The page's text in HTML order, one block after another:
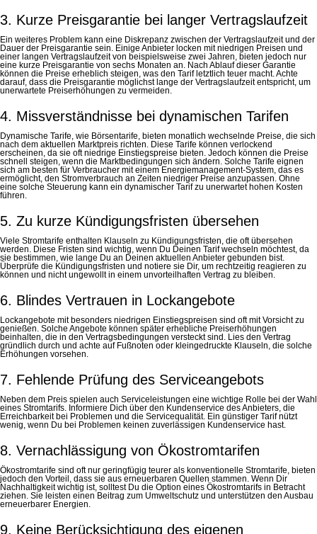
3. Kurze Preisgarantie bei langer Vertragslaufzeit
Ein weiteres Problem kann eine Diskrepanz zwischen der Vertragslaufzeit und der
Dauer der Preisgarantie sein. Einige Anbieter locken mit niedrigen Preisen und
einer langen Vertragslaufzeit von beispielsweise zwei Jahren, bieten jedoch nur
eine kurze Preisgarantie von sechs Monaten an. Nach Ablauf dieser Garantie
können die Preise erheblich steigen, was den Tarif letztlich teuer macht. Achte
darauf, dass die Preisgarantie möglichst lange der Vertragslaufzeit entspricht, um
unerwartete Preiserhöhungen zu vermeiden.
4. Missverständnisse bei dynamischen Tarifen
Dynamische Tarife, wie Börsentarife, bieten monatlich wechselnde Preise, die sich
nach dem aktuellen Marktpreis richten. Diese Tarife können verlockend
erscheinen, da sie oft niedrige Einstiegspreise bieten. Jedoch können die Preise
schnell steigen, wenn die Marktbedingungen sich ändern. Solche Tarife eignen
sich am besten für Verbraucher mit einem Energiemanagement-System, das es
ermöglicht, den Stromverbrauch an Zeiten niedriger Preise anzupassen. Ohne
eine solche Steuerung kann ein dynamischer Tarif zu unerwartet hohen Kosten
führen.
5. Zu kurze Kündigungsfristen übersehen
Viele Stromtarife enthalten Klauseln zu Kündigungsfristen, die oft übersehen
werden. Diese Fristen sind wichtig, wenn Du Deinen Tarif wechseln möchtest, da
sie bestimmen, wie lange Du an Deinen aktuellen Anbieter gebunden bist.
Überprüfe die Kündigungsfristen und notiere sie Dir, um rechtzeitig reagieren zu
können und nicht ungewollt in einem unvorteilhaften Vertrag zu bleiben.
6. Blindes Vertrauen in Lockangebote
Lockangebote mit besonders niedrigen Einstiegspreisen sind oft mit Vorsicht zu
genießen. Solche Angebote können später erhebliche Preiserhöhungen
beinhalten, die in den Vertragsbedingungen versteckt sind. Lies den Vertrag
gründlich durch und achte auf Fußnoten oder kleingedruckte Klauseln, die solche
Erhöhungen vorsehen.
7. Fehlende Prüfung des Serviceangebots
Neben dem Preis spielen auch Serviceleistungen eine wichtige Rolle bei der Wahl
eines Stromtarifs. Informiere Dich über den Kundenservice des Anbieters, die
Erreichbarkeit bei Problemen und die Servicequalität. Ein günstiger Tarif nützt
wenig, wenn Du bei Problemen keinen zuverlässigen Kundenservice hast.
8. Vernachlässigung von Ökostromtarifen
Ökostromtarife sind oft nur geringfügig teurer als konventionelle Stromtarife, bieten
jedoch den Vorteil, dass sie aus erneuerbaren Quellen stammen. Wenn Dir
Nachhaltigkeit wichtig ist, solltest Du die Option eines Ökostromtarifs in Betracht
ziehen. Sie leisten einen Beitrag zum Umweltschutz und unterstützen den Ausbau
erneuerbarer Energien.
9. Keine Berücksichtigung des eigenen